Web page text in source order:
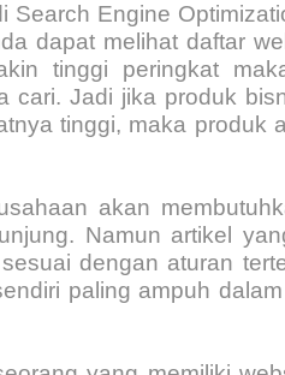
Search Engine
dapat melihat daftar
tinggi peringkat
cari. Jadi jika produk
tinggi, maka produk
akan
Namun artikel
dengan aturan
paling ampuh